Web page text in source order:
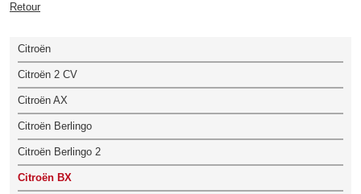
Retour
Citroën
Citroën 2 CV
Citroën AX
Citroën Berlingo
Citroën Berlingo 2
Citroën BX